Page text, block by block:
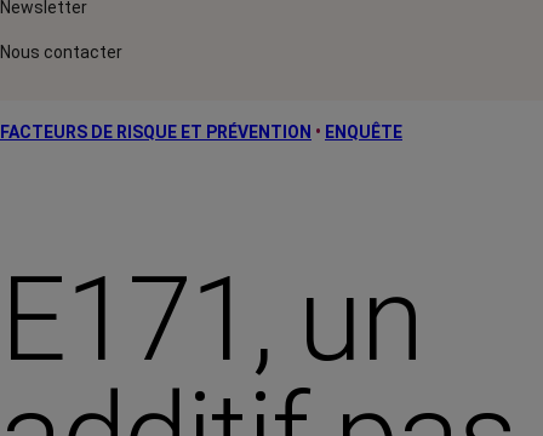
Newsletter
Nous contacter
FACTEURS DE RISQUE ET PRÉVENTION • ENQUÊTE
E171, un